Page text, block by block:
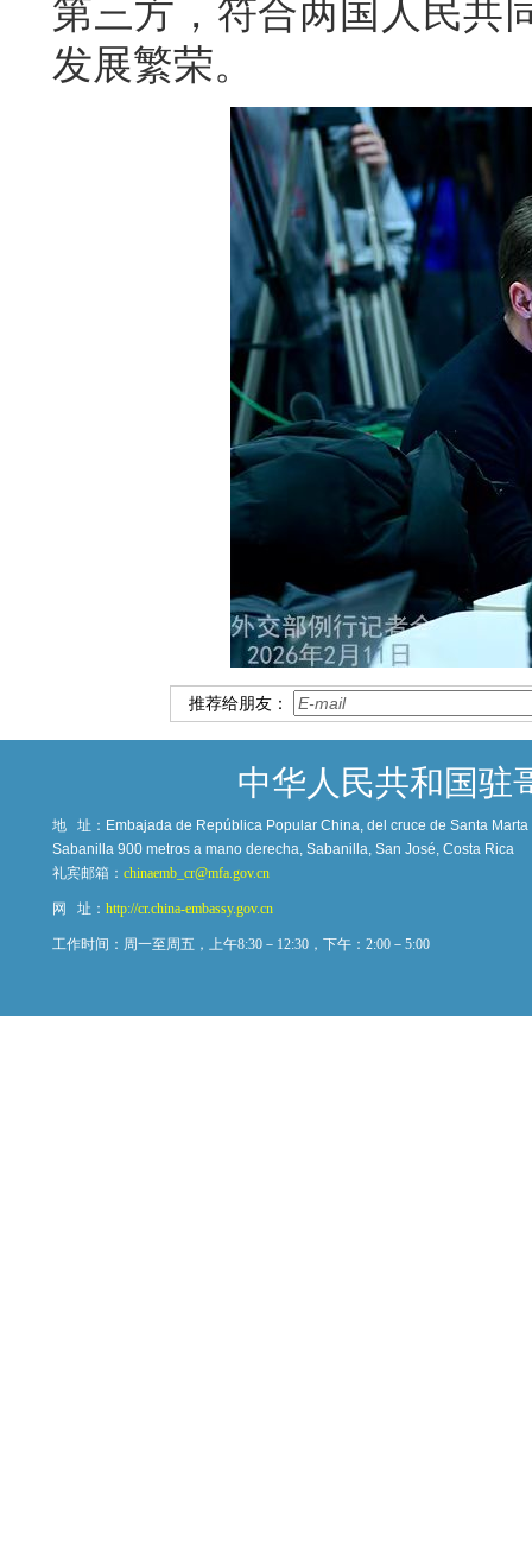
第三方，符合两国人民共
发展繁荣。
推荐给朋友：
中华人民共和国驻
地 址： Embajada de República Popular China, del cruce de Santa
Sabanilla 900 metros a mano derecha, Sabanilla, San José, Costa Rica
礼宾邮箱： chinaemb_cr@mfa.gov.cn
网 址： http://cr.china-embassy.gov.cn
工作时间：周一至周五，上午8:30－12:30，下午：2:00－5:00